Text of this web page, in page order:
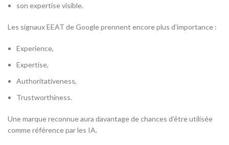
son expertise visible.
Les signaux EEAT de Google prennent encore plus d’importance :
Experience,
Expertise,
Authoritativeness,
Trustworthiness.
Une marque reconnue aura davantage de chances d’être utilisée
comme référence par les IA.